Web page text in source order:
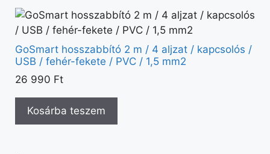
GoSmart hosszabbító 2 m / 4 aljzat / kapcsolós /
USB / fehér-fekete / PVC / 1,5 mm2
26 990 Ft
Kosárba teszem